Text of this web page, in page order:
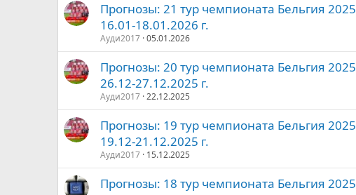
Прогнозы: 21 тур чемпионата Бельгия
16.01-18.01.2026 г.
Ауди2017 05.01.2026
Прогнозы: 20 тур чемпионата Бельгия
26.12-27.12.2025 г.
Ауди2017 22.12.2025
Прогнозы: 19 тур чемпионата Бельгия
19.12-21.12.2025 г.
Ауди2017 15.12.2025
Прогнозы: 18 тур чемпионата Бельгия